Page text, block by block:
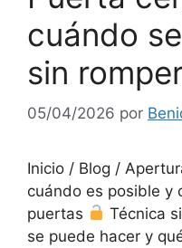
cuándo
sin
05/04/2026 por
Inicio / Blog /
cuándo es posible y
puertas
Técnica
se puede hacer y